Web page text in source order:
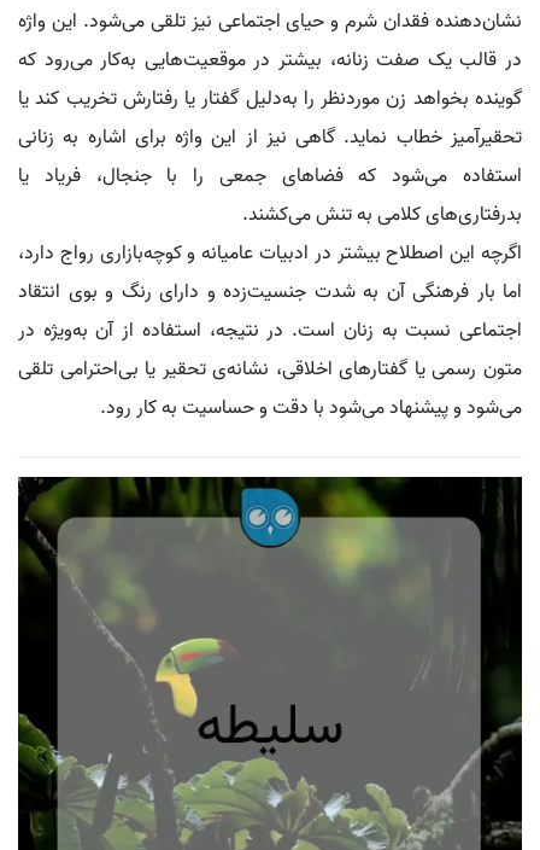
نشان‌دهنده فقدان شرم و حیای اجتماعی نیز تلقی می‌شود. این واژه
در قالب یک صفت زنانه، بیشتر در موقعیت‌هایی به‌کار می‌رود که
گوینده بخواهد زن موردنظر را به‌دلیل گفتار یا رفتارش تخریب کند یا
تحقیرآمیز خطاب نماید. گاهی نیز از این واژه برای اشاره به زنانی
استفاده می‌شود که فضاهای جمعی را با جنجال، فریاد یا
بدرفتاری‌های کلامی به تنش می‌کشند.
اگرچه این اصطلاح بیشتر در ادبیات عامیانه و کوچه‌بازاری رواج دارد،
اما بار فرهنگی آن به شدت جنسیت‌زده و دارای رنگ و بوی انتقاد
اجتماعی نسبت به زنان است. در نتیجه، استفاده از آن به‌ویژه در
متون رسمی یا گفتارهای اخلاقی، نشانه‌ی تحقیر یا بی‌احترامی تلقی
می‌شود و پیشنهاد می‌شود با دقت و حساسیت به کار رود.